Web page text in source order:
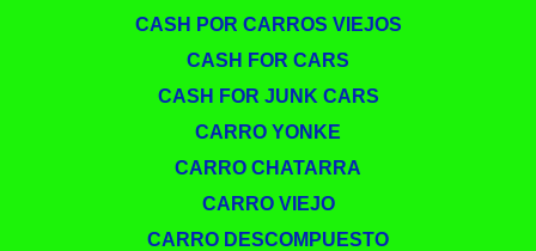
CASH POR CARROS VIEJOS
CASH FOR CARS
CASH FOR JUNK CARS
CARRO YONKE
CARRO CHATARRA
CARRO VIEJO
CARRO DESCOMPUESTO